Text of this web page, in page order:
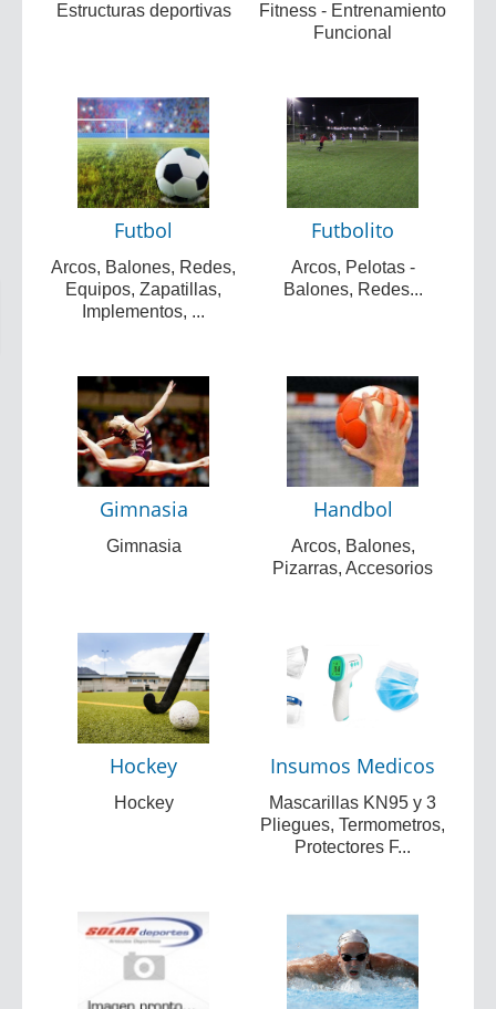
Estructuras deportivas
Fitness - Entrenamiento
Funcional
Futbol
Arcos, Balones, Redes,
Equipos, Zapatillas,
Implementos, ...
Futbolito
Arcos, Pelotas -
Balones, Redes...
Gimnasia
Gimnasia
Handbol
Arcos, Balones,
Pizarras, Accesorios
Hockey
Hockey
Insumos Medicos
Mascarillas KN95 y 3
Pliegues, Termometros,
Protectores F...